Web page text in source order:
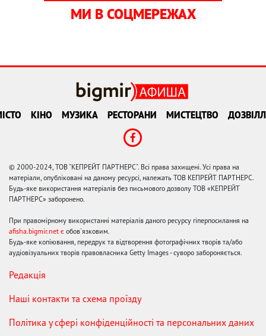
МИ В СОЦМЕРЕЖАХ
КІНО МУЗИКА РЕСТОРАНИ МИСТЕЦТВО
© 2000-2024, ТОВ "КЕПРЕЙТ ПАРТНЕРС". Всі права захищені. Усі права на
матеріали, опубліковані на даному ресурсі, належать ТОВ КЕПРЕЙТ ПАРТНЕРС.
Будь-яке використання матеріалів без письмового дозволу ТОВ «КЕПРЕЙТ
ПАРТНЕРС» заборонено.
При правомірному використанні матеріалів даного ресурсу гіперпосилання на
afisha.bigmir.net є обов'язковим.
Будь-яке копіювання, передрук та відтворення фотографічних творів та/або
аудіовізуальних творів правовласника Getty Images - суворо забороняється.
Редакція
Наші контакти та схема проїзду
Політика у сфері конфіденційності та персональних даних